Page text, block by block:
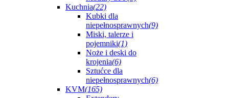
Kuchnia(22)
Kubki dla
niepełnosprawnych(9)
Miski, talerze i
pojemniki(1)
Noże i deski do
krojenia(6)
Sztućce dla
niepełnosprawnych(6)
KVM(165)